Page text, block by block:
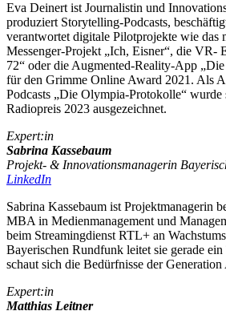
Eva Deinert ist Journalistin und
produziert Storytelling-Podcasts,
verantwortet digitale Pilotprojekte wie das
Messenger-Projekt „Ich, Eisner“, die VR-
72“ oder die Augmented-Reality-App
für den Grimme Online Award 2021. Als
Podcasts „Die Olympia-Protokolle“ wurde
Radiopreis 2023 ausgezeichnet.
Expert:in
Sabrina Kassebaum
Projekt- & Innovationsmanagerin
LinkedIn
Sabrina Kassebaum ist Projektmanagerin
MBA in Medienmanagement und
beim Streamingdienst RTL+ an
Bayerischen Rundfunk leitet sie gerade
schaut sich die Bedürfnisse der Generation
Expert:in
Matthias Leitner